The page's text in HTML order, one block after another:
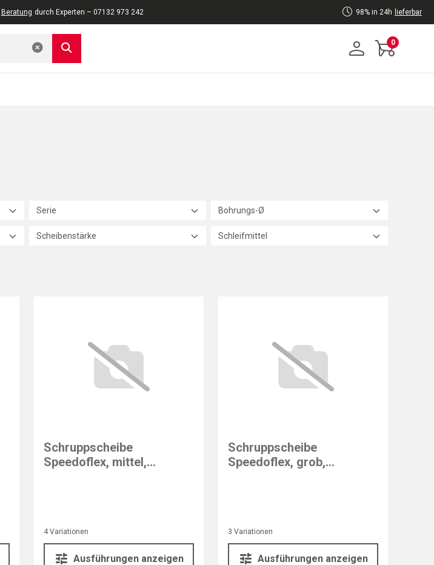
Beratung durch Experten – 07132 973 242 98% in 24h lieferbar
0
Serie Bohrungs-Ø
Scheibenstärke Schleifmittel
4 Variationen
Ausführungen anzeigen
Schruppscheibe
Speedoflex, mittel,
3 Variationen
Ausführungen anzeigen
Schruppscheibe
Speedoflex, grob,